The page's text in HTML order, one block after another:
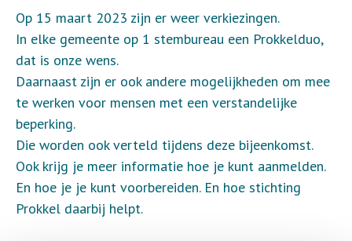
Op 15 maart 2023 zijn er weer verkiezingen.
In elke gemeente op 1 stembureau een Prokkelduo,
dat is onze wens.
Daarnaast zijn er ook andere mogelijkheden om mee
te werken voor mensen met een verstandelijke
beperking.
Die worden ook verteld tijdens deze bijeenkomst.
Ook krijg je meer informatie hoe je kunt aanmelden.
En hoe je je kunt voorbereiden. En hoe stichting
Prokkel daarbij helpt.